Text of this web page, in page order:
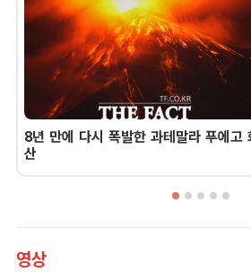
8년 만에 다시 폭발한 과테말라 푸에고
산
영상